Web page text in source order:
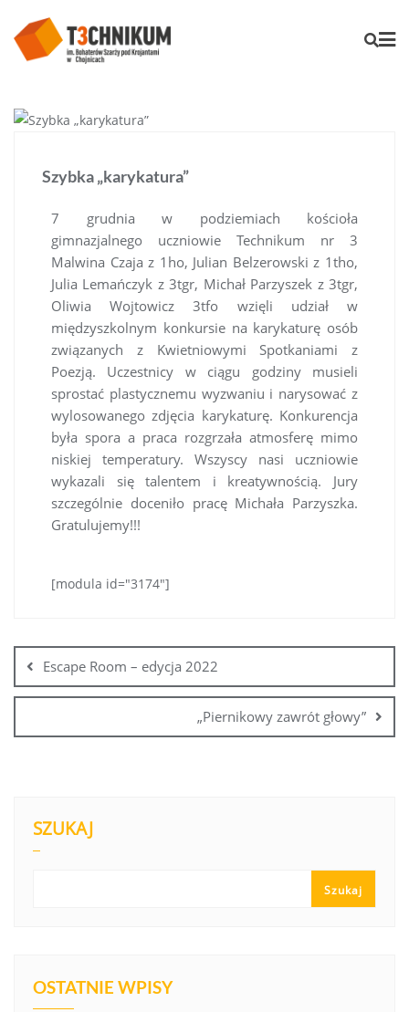
Szybka „karykatura”
7 grudnia w podziemiach kościoła
gimnazjalnego uczniowie Technikum nr 3
Malwina Czaja z 1ho, Julian Belzerowski z 1tho,
Julia Lemańczyk z 3tgr, Michał Parzyszek z 3tgr,
Oliwia Wojtowicz 3tfo wzięli udział w
międzyszkolnym konkursie na karykaturę osób
związanych z Kwietniowymi Spotkaniami z
Poezją. Uczestnicy w ciągu godziny musieli
sprostać plastycznemu wyzwaniu i narysować z
wylosowanego zdjęcia karykaturę. Konkurencja
była spora a praca rozgrzała atmosferę mimo
niskiej temperatury. Wszyscy nasi uczniowie
wykazali się talentem i kreatywnością. Jury
szczególnie doceniło pracę Michała Parzyszka.
Gratulujemy!!!
[modula id="3174"]
Escape Room – edycja 2022
„Piernikowy zawrót głowy”
SZUKAJ
Szukaj
OSTATNIE WPISY